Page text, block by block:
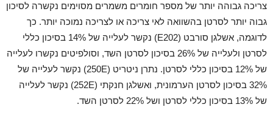
צריכה גבוהה יותר של מספר חומרים משמרים מסוימים נקשרה לסיכון
גבוה יותר לסרטן בהשוואה לאי צריכה או לצריכה נמוכה יותר. כך
לדוגמה, אשלגן סורבט (E202) נקשר לעלייה של 14% בסיכון כללי
לסרטן ולעלייה של 26% בסיכון לסרטן השד, וסולפיטים נקשרו לעלייה
של 12% בסיכון כללי לסרטן. נתרן ניטריט (250E) נקשר לעלייה של
32% בסיכון לסרטן הערמונית, ואשלגן חנקתי (252E) נקשר לעלייה
של 13% בסיכון כללי לסרטן ושל 22% לסרטן השד.